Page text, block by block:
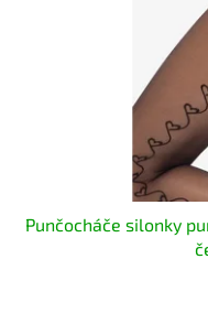
Punčocháče silonky